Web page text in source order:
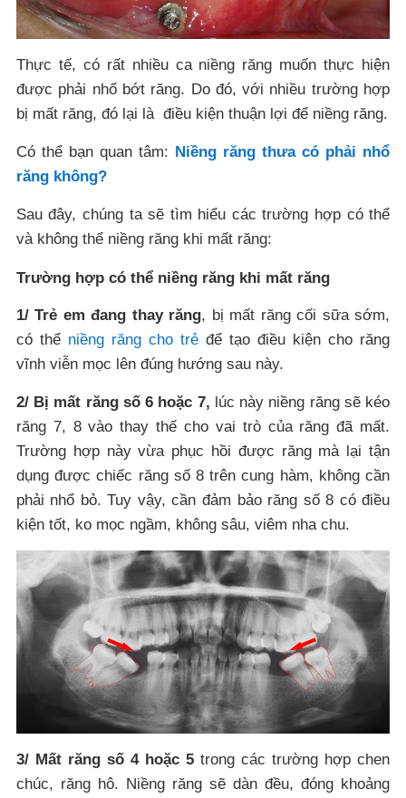
Thực tế, có rất nhiều ca niềng răng muốn thực hiện
được phải nhổ bớt răng. Do đó, với nhiều trường hợp
bị mất răng, đó lại là điều kiện thuận lợi để niềng răng.
Có thể bạn quan tâm: Niềng răng thưa có phải nhổ
răng không?
Sau đây, chúng ta sẽ tìm hiểu các trường hợp có thể
và không thể niềng răng khi mất răng:
Trường hợp có thể niềng răng khi mất răng
1/ Trẻ em đang thay răng, bị mất răng cối sữa sớm,
có thể niềng răng cho trẻ để tạo điều kiện cho răng
vĩnh viễn mọc lên đúng hướng sau này.
2/ Bị mất răng số 6 hoặc 7, lúc này niềng răng sẽ kéo
răng 7, 8 vào thay thế cho vai trò của răng đã mất.
Trường hợp này vừa phục hồi được răng mà lại tận
dụng được chiếc răng số 8 trên cung hàm, không cần
phải nhổ bỏ. Tuy vậy, cần đảm bảo răng số 8 có điều
kiện tốt, ko mọc ngầm, không sâu, viêm nha chu.
3/ Mất răng số 4 hoặc 5 trong các trường hợp chen
chúc, răng hô. Niềng răng sẽ dàn đều, đóng khoảng